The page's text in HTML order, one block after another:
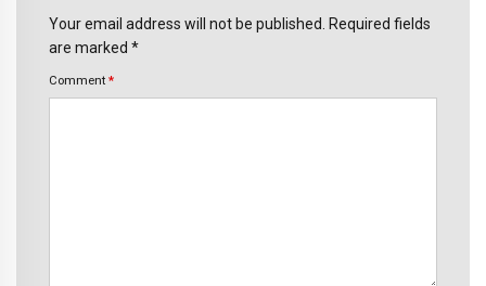
Your email address will not be published. Required fields
are marked *
Comment *